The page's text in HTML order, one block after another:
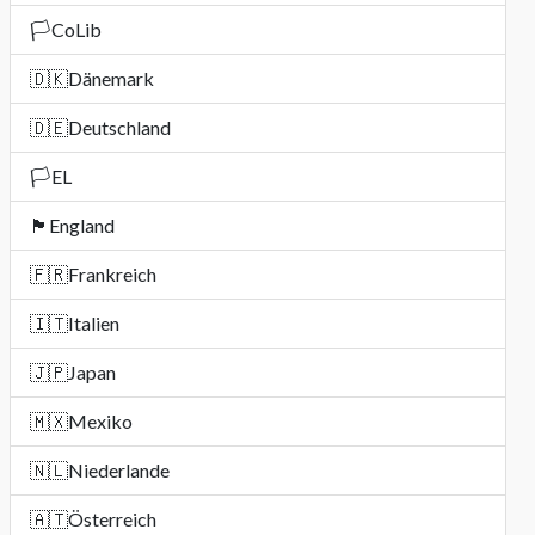
🏳️CoLib
🇩🇰Dänemark
🇩🇪Deutschland
🏳️EL
🏴󠁧󠁢󠁥󠁮󠁧󠁿 England
🇫🇷Frankreich
🇮🇹Italien
🇯🇵Japan
🇲🇽Mexiko
🇳🇱Niederlande
🇦🇹Österreich